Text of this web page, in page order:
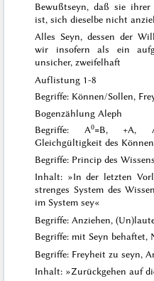
Bewußtseyn, daß sie
ist, sich dieselbe nicht
Alles Seyn, dessen der
wir insofern als ein
unsicher, zweifelhaft
Auflistung 1-8
Begriffe: Können/Sollen,
Bogenzählung Aleph
Begriffe: A0=B, +A,
Gleichgültigkeit des
Begriffe: Princip des
Inhalt: »In der letzten
strenges System des
im System sey«
Begriffe: Anziehen,
Begriffe: mit Seyn behaftet,
Begriffe: Freyheit zu seyn,
Inhalt: »Zurückgehen auf